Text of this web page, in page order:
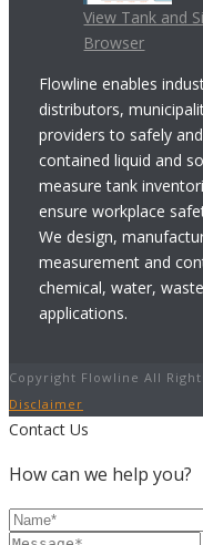
View Tank and
Browser
Flowline enables
distributors,
providers to safely
contained liquid and
measure tank
ensure workplace
We design,
measurement and
chemical, water,
applications.
Copyright Flowline All
Disclaimer
Contact Us
How can we help you?